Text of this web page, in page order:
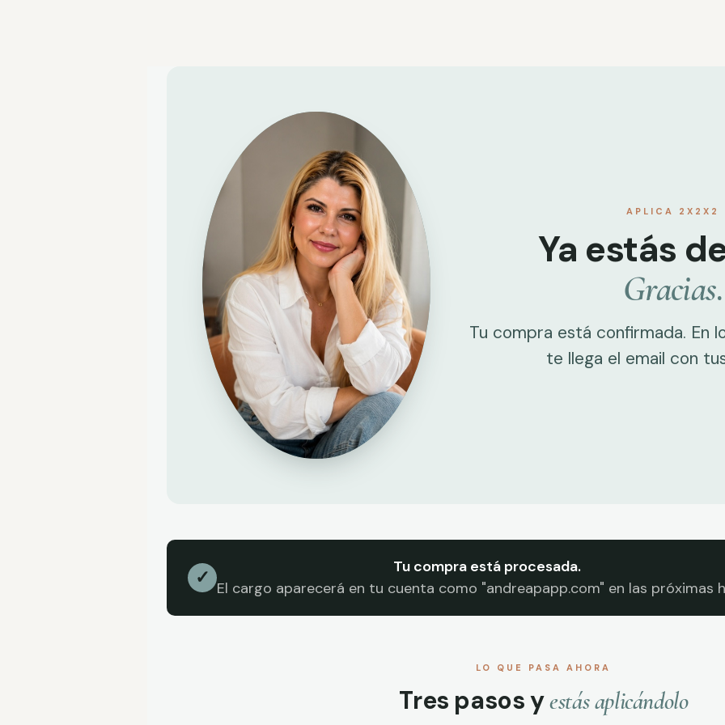
APLICA 2X2X2
Ya estás
Gracias.
Tu compra está confirmada. En
te llega el email con
✓
Tu compra está procesada.
El cargo aparecerá en tu cuenta como "andreapapp.com" en las próximas
LO QUE PASA AHORA
Tres pasos yestás aplicándolo